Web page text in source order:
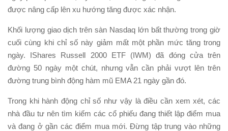
được nâng cấp lên xu hướng tăng được xác nhận.
Khối lượng giao dịch trên sàn Nasdaq lớn bất thường trong giờ
cuối cùng khi chỉ số này giảm mất một phần mức tăng trong
ngày. IShares Russell 2000 ETF (IWM) đã đóng cửa trên
đường 50 ngày một chút, nhưng vẫn cần phải vượt lên trên
đường trung bình động hàm mũ EMA 21 ngày gần đó.
Trong khi hành động chỉ số như vậy là điều cần xem xét, các
nhà đầu tư nên tìm kiếm các cổ phiếu đang thiết lập điểm mua
và đang ở gần các điểm mua mới. Đừng tập trung vào những